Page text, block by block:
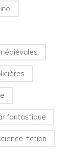
fantastique
fiction